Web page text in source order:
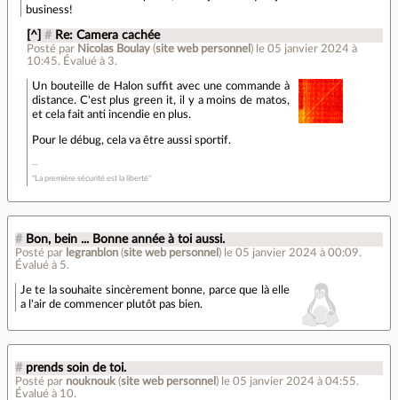
business!
[^] # Re: Camera cachée
Posté par Nicolas Boulay(site web personnel ) le 05 janvier 2024 à
10:45. Évalué à 3.
Un bouteille de Halon suffit avec une commande à
distance. C'est plus green it, il y a moins de matos,
et cela fait anti incendie en plus.
Pour le débug, cela va être aussi sportif.
"La première sécurité est la liberté"
# Bon, bein ... Bonne année à toi aussi.
Posté par legranblon (site web personnel ) le 05 janvier 2024 à 00:09.
Évalué à 5.
Je te la souhaite sincèrement bonne, parce que là elle
a l'air de commencer plutôt pas bien.
# prends soin de toi.
Posté par nouknouk (site web personnel ) le 05 janvier 2024 à 04:55.
Évalué à 10.